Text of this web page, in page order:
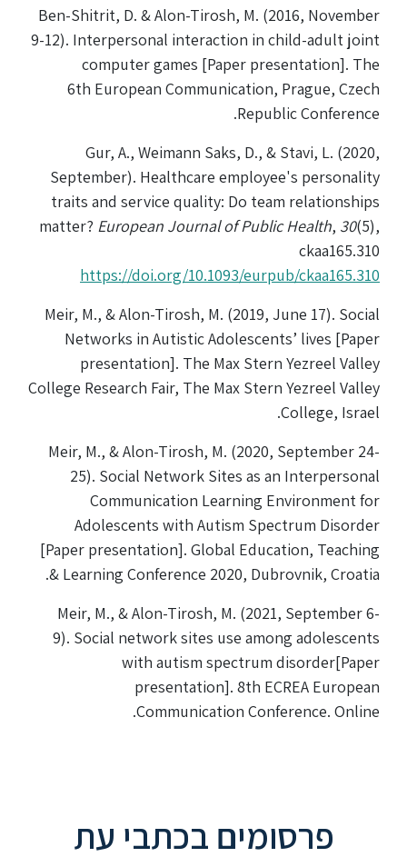
מתעניינים
סטודנטים
בוגרים
סגל
שכר
לימוד
מחקר
והוראה
היחידה
לבינלאומיות
ספריה
משרתי
מילואים
הביטחון
זכויות
והטבות
Ben-Shitrit, D. & Alon-Tirosh, M. (2016, November
9-12). Interpersonal interaction in child-adult joint
computer games [Paper presentation]. The
6th European Communication, Prague, Czech
Republic Conference.
Gur, A., Weimann Saks, D., & Stavi, L. (2020,
September). Healthcare employee's personality
traits and service quality: Do team relationships
matter? European Journal of Public Health, 30(5),
ckaa165.310
https://doi.org/10.1093/eurpub/ckaa165.310
Meir, M., & Alon-Tirosh, M. (2019, June 17). Social
Networks in Autistic Adolescents’ lives [Paper
presentation]. The Max Stern Yezreel Valley
College Research Fair, The Max Stern Yezreel Valley
College, Israel.
Meir, M., & Alon-Tirosh, M. (2020, September 24-
25). Social Network Sites as an Interpersonal
Communication Learning Environment for
Adolescents with Autism Spectrum Disorder
[Paper presentation]. Global Education, Teaching
& Learning Conference 2020, Dubrovnik, Croatia.
Meir, M., & Alon-Tirosh, M. (2021, September 6-
9). Social network sites use among adolescents
with autism spectrum disorder[Paper
presentation]. 8th ECREA European
Communication Conference. Online.
פרסומים בכתבי עת